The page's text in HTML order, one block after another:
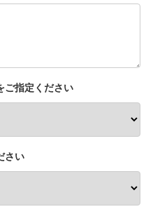
ご指定ください
さい